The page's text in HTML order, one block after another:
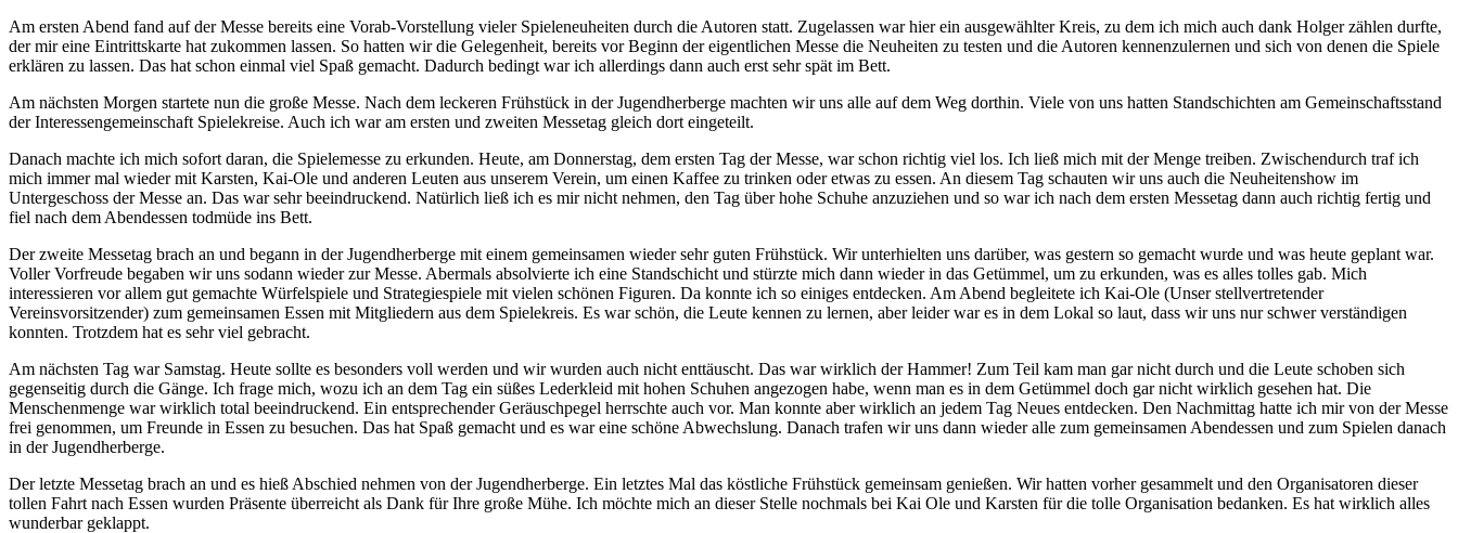
Am ersten Abend fand auf der Messe bereits eine Vorab-Vorstellung vieler Spieleneuheiten durch die Autoren statt. Zugelassen war hier ein ausgewählter Kreis, zu dem ich mich auch dank Holger zählen durfte,
der mir eine Eintrittskarte hat zukommen lassen. So hatten wir die Gelegenheit, bereits vor Beginn der eigentlichen Messe die Neuheiten zu testen und die Autoren kennenzulernen und sich von denen die Spiele
erklären zu lassen. Das hat schon einmal viel Spaß gemacht. Dadurch bedingt war ich allerdings dann auch erst sehr spät im Bett.
Am nächsten Morgen startete nun die große Messe. Nach dem leckeren Frühstück in der Jugendherberge machten wir uns alle auf dem Weg dorthin. Viele von uns hatten Standschichten am Gemeinschaftsstand
der Interessengemeinschaft Spielekreise. Auch ich war am ersten und zweiten Messetag gleich dort eingeteilt.
Danach machte ich mich sofort daran, die Spielemesse zu erkunden. Heute, am Donnerstag, dem ersten Tag der Messe, war schon richtig viel los. Ich ließ mich mit der Menge treiben. Zwischendurch traf ich
mich immer mal wieder mit Karsten, Kai-Ole und anderen Leuten aus unserem Verein, um einen Kaffee zu trinken oder etwas zu essen. An diesem Tag schauten wir uns auch die Neuheitenshow im
Untergeschoss der Messe an. Das war sehr beeindruckend. Natürlich ließ ich es mir nicht nehmen, den Tag über hohe Schuhe anzuziehen und so war ich nach dem ersten Messetag dann auch richtig fertig und
fiel nach dem Abendessen todmüde ins Bett.
Der zweite Messetag brach an und begann in der Jugendherberge mit einem gemeinsamen wieder sehr guten Frühstück. Wir unterhielten uns darüber, was gestern so gemacht wurde und was heute geplant war.
Voller Vorfreude begaben wir uns sodann wieder zur Messe. Abermals absolvierte ich eine Standschicht und stürzte mich dann wieder in das Getümmel, um zu erkunden, was es alles tolles gab. Mich
interessieren vor allem gut gemachte Würfelspiele und Strategiespiele mit vielen schönen Figuren. Da konnte ich so einiges entdecken. Am Abend begleitete ich Kai-Ole (Unser stellvertretender
Vereinsvorsitzender) zum gemeinsamen Essen mit Mitgliedern aus dem Spielekreis. Es war schön, die Leute kennen zu lernen, aber leider war es in dem Lokal so laut, dass wir uns nur schwer verständigen
konnten. Trotzdem hat es sehr viel gebracht.
Am nächsten Tag war Samstag. Heute sollte es besonders voll werden und wir wurden auch nicht enttäuscht. Das war wirklich der Hammer! Zum Teil kam man gar nicht durch und die Leute schoben sich
gegenseitig durch die Gänge. Ich frage mich, wozu ich an dem Tag ein süßes Lederkleid mit hohen Schuhen angezogen habe, wenn man es in dem Getümmel doch gar nicht wirklich gesehen hat. Die
Menschenmenge war wirklich total beeindruckend. Ein entsprechender Geräuschpegel herrschte auch vor. Man konnte aber wirklich an jedem Tag Neues entdecken. Den Nachmittag hatte ich mir von der Messe
frei genommen, um Freunde in Essen zu besuchen. Das hat Spaß gemacht und es war eine schöne Abwechslung. Danach trafen wir uns dann wieder alle zum gemeinsamen Abendessen und zum Spielen danach
in der Jugendherberge.
Der letzte Messetag brach an und es hieß Abschied nehmen von der Jugendherberge. Ein letztes Mal das köstliche Frühstück gemeinsam genießen. Wir hatten vorher gesammelt und den Organisatoren dieser
tollen Fahrt nach Essen wurden Präsente überreicht als Dank für Ihre große Mühe. Ich möchte mich an dieser Stelle nochmals bei Kai Ole und Karsten für die tolle Organisation bedanken. Es hat wirklich alles
wunderbar geklappt.